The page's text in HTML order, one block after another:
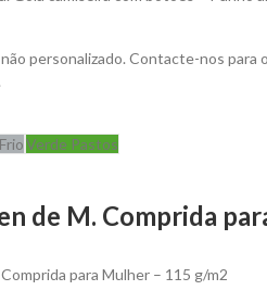
personalizado. Contacte-nos para
Verde Pastos
de M. Comprida
para Mulher – 115 g/m2